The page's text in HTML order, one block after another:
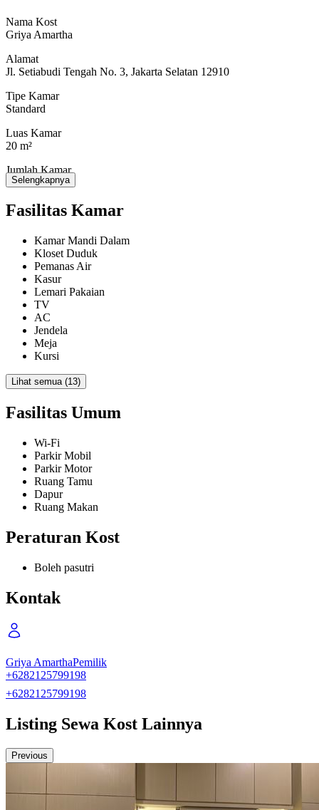
ATM, School / Campus, Dekat Jalur Busway, Chain
Restaurant, Alfamidi, Alfamart, Indomaret, Circle K, Family
Sudirman, Stasiun MRT Setiabudi Astra.
Parkir Mobil: Ada
Waktu Bertamu: Bebas Terbatas
Akses Lokasi: Bisa dari Jl. Sudirman, Jl. Thamrin, Jl. Rasuna
Info Tambahan: Bangunan baru dan pengelola kost Griya
ke pusat bisnis di segitiga emas Jakarta. Lingkungan sekitar
yang nyaman, tenang, hijau dan aman. Untuk informasi lebih
Nama Kost
Griya Amartha
Alamat
Jl. Setiabudi Tengah No. 3, Jakarta Selatan 12910
Tipe Kamar
Standard
Luas Kamar
20 m²
Jumlah Kamar
20Selengkapnya
Fasilitas Kamar
Kamar Mandi Dalam
Kloset Duduk
Pemanas Air
Kasur
Lemari Pakaian
TV
AC
Jendela
Meja
Kursi
Lihat semua (13)
Fasilitas Umum
Wi-Fi
Parkir Mobil
Parkir Motor
Ruang Tamu
Dapur
Ruang Makan
Peraturan Kost
Boleh pasutri
Kontak
Griya AmarthaPemilik
+6282125799198
+6282125799198
Listing Sewa Kost Lainnya
Previous